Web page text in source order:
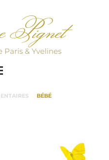
Pignet
& Yvelines
BÉBÉ